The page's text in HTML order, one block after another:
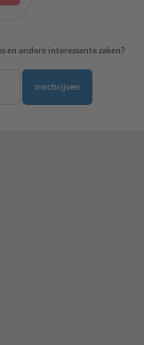
andere interessante zaken?
Inschrijven